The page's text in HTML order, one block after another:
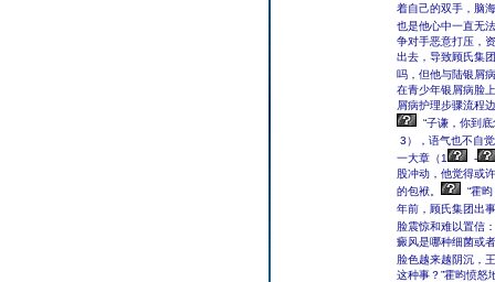
着自己的双手，脑
也是他心中一直无
争对手恶意打压，
出去，导致顾氏集
吗，但他与陆银屑
在青少年银屑病脸
屑病护理步骤流程
“子谦，你到
3），语气也不自
一大章（1
-
股冲动，他觉得或
的包袱。
“霍
年前，顾氏集团出
脸震惊和难以置信
癜风是哪种细菌或
脸色越来越阴沉，
这种事？”霍昀愤怒